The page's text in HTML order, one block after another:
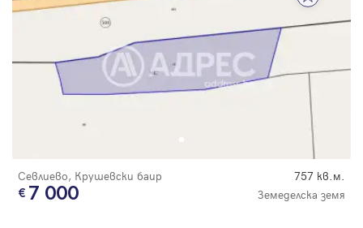
Севлиево, Крушевски баир 757 кв.м.
7 000 Земеделска земя